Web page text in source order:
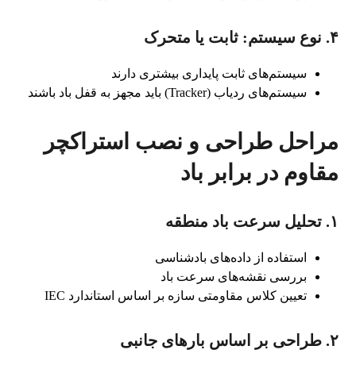
۴. نوع سیستم: ثابت یا متحرک
سیستم‌های ثابت پایداری بیشتری دارند
سیستم‌های ردیاب (Tracker) باید مجهز به قفل باد باشند
مراحل طراحی و نصب استراکچر
مقاوم در برابر باد
۱. تحلیل سرعت باد منطقه
استفاده از داده‌های بادشناسی
بررسی نقشه‌های سرعت باد
تعیین کلاس مقاومتی سازه بر اساس استاندارد IEC
۲. طراحی بر اساس بارهای جانبی